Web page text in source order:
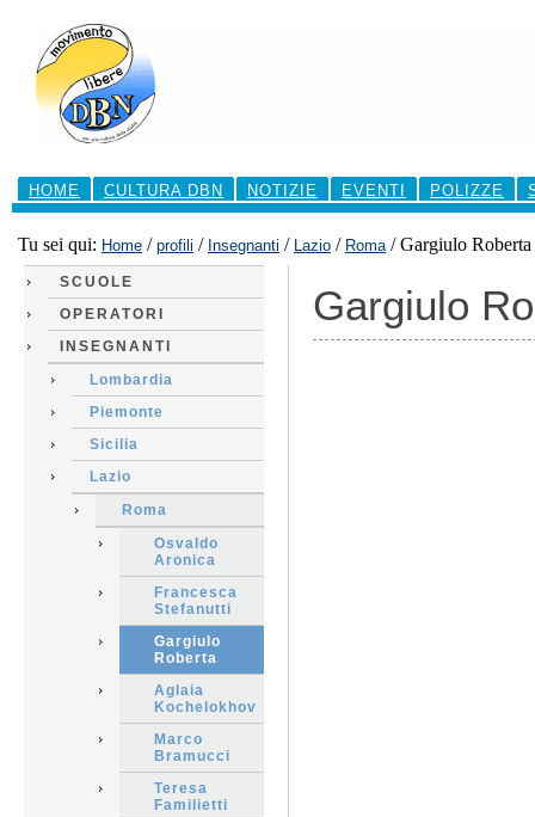
contenuti.
navigazione
Sezioni
HOME
CULTURA DBN NOTIZIE EVENTI POLIZZE
Tu sei qui: Home / profili / Insegnanti / Lazio / Roma /Gargiulo Roberta
SCUOLE
OPERATORI
INSEGNANTI
Lombardia
Piemonte
Sicilia
Lazio
Roma
Osvaldo
Aronica
Francesca
Stefanutti
Gargiulo
Roberta
Aglaia
Kochelokhov
Marco
Bramucci
Teresa
Familietti
Gargiulo